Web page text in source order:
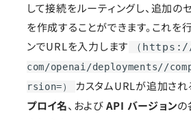
して接続をルーティングし、追加の
を作成することができます。これを
ンでURLを入力します
（
com/openai/deployments//
rsion=） カスタムURLが追加され
プロイ名、およびAPI バージョンの